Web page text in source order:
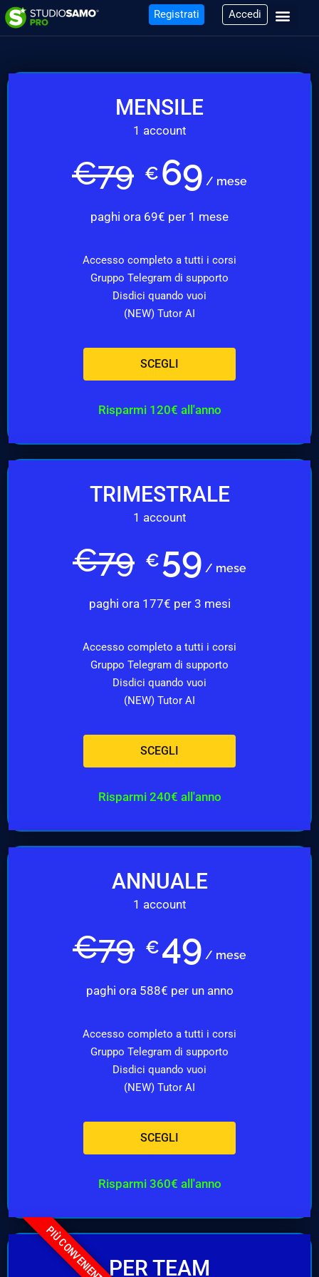
Registrati Accedi
MENSILE
1 account
€79 € 69 / mese
paghi ora 69€ per 1 mese
Accesso completo a tutti i corsi
Gruppo Telegram di supporto
Disdici quando vuoi
(NEW) Tutor AI
SCEGLI
Risparmi 120€ all'anno
TRIMESTRALE
1 account
€79 € 59 / mese
paghi ora 177€ per 3 mesi
Accesso completo a tutti i corsi
Gruppo Telegram di supporto
Disdici quando vuoi
(NEW) Tutor AI
SCEGLI
Risparmi 240€ all'anno
ANNUALE
1 account
€79 €49 / mese
paghi ora 588€ per un anno
Accesso completo a tutti i corsi
Gruppo Telegram di supporto
Disdici quando vuoi
(NEW) Tutor AI
SCEGLI
Risparmi 360€ all'anno
PIÙ CONVENIENTEPER TEAM